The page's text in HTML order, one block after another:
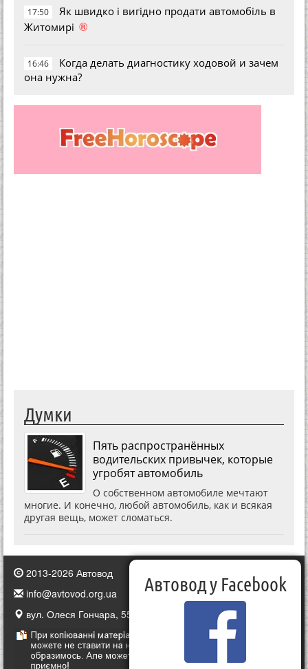
17:50
Як швидко і вигідно продати автомобіль в
Житомирі ®
16:46
Когда делать диагностику ходовой и зачем
она нужна?
Думки
Пять распространённых
водительских привычек, которые
угробят автомобиль
О собственном автомобиле мечтают
многие. И конечно, любой автомобиль, как и всякая
другая вещь, может сломаться.
2013-2026 Автовод
info@avtovod.org.ua
вул. Олеся Гончара, 55, Київ, Україна
Автовод у Facebook